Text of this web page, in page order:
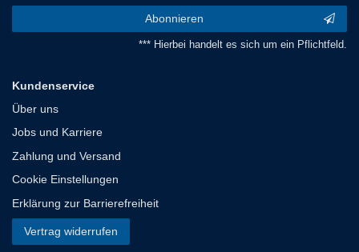
Abonnieren
*** Hierbei handelt es sich um ein Pflichtfeld.
Kundenservice
Über uns
Jobs und Karriere
Zahlung und Versand
Cookie Einstellungen
Erklärung zur Barrierefreiheit
Vertrag widerrufen